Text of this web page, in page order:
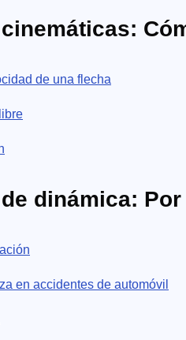
todo para tus
nos necesites estamos
de una flecha
dinámica:
en accidentes de automóvil